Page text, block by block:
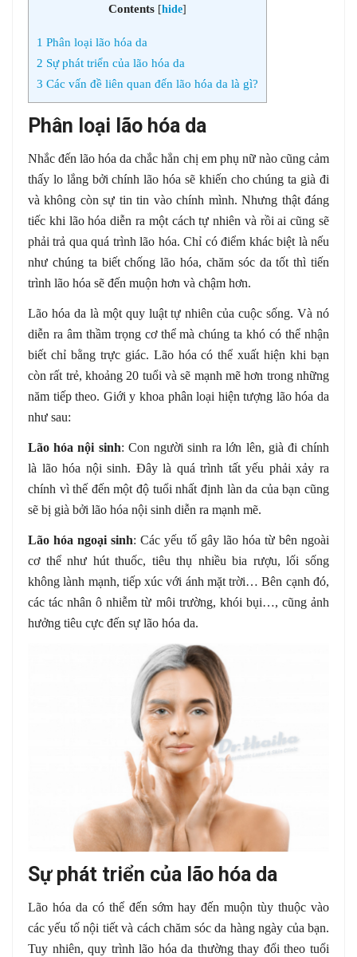
Contents [hide]
1 Phân loại lão hóa da
2 Sự phát triển của lão hóa da
3 Các vấn đề liên quan đến lão hóa da là gì?
Phân loại lão hóa da
Nhắc đến lão hóa da chắc hẳn chị em phụ nữ nào cũng cảm
thấy lo lắng bởi chính lão hóa sẽ khiến cho chúng ta già đi
và không còn sự tin tin vào chính mình. Nhưng thật đáng
tiếc khi lão hóa diễn ra một cách tự nhiên và rồi ai cũng sẽ
phải trả qua quá trình lão hóa. Chỉ có điểm khác biệt là nếu
như chúng ta biết chống lão hóa, chăm sóc da tốt thì tiến
trình lão hóa sẽ đến muộn hơn và chậm hơn.
Lão hóa da là một quy luật tự nhiên của cuộc sống. Và nó
diễn ra âm thầm trọng cơ thể mà chúng ta khó có thể nhận
biết chỉ bằng trực giác. Lão hóa có thể xuất hiện khi bạn
còn rất trẻ, khoảng 20 tuổi và sẽ mạnh mẽ hơn trong những
năm tiếp theo. Giới y khoa phân loại hiện tượng lão hóa da
như sau:
Lão hóa nội sinh: Con người sinh ra lớn lên, già đi chính
là lão hóa nội sinh. Đây là quá trình tất yếu phải xảy ra
chính vì thế đến một độ tuổi nhất định làn da của bạn cũng
sẽ bị già bởi lão hóa nội sinh diễn ra mạnh mẽ.
Lão hóa ngoại sinh: Các yếu tố gây lão hóa từ bên ngoài
cơ thể như hút thuốc, tiêu thụ nhiều bia rượu, lối sống
không lành mạnh, tiếp xúc với ánh mặt trời… Bên cạnh đó,
các tác nhân ô nhiễm từ môi trường, khói bụi…, cũng ảnh
hưởng tiêu cực đến sự lão hóa da.
Sự phát triển của lão hóa da
Lão hóa da có thể đến sớm hay đến muộn tùy thuộc vào
các yếu tố nội tiết và cách chăm sóc da hàng ngày của bạn.
Tuy nhiên, quy trình lão hóa da thường thay đổi theo tuổi